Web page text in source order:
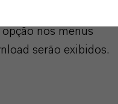
nos menus
serão exibidos.